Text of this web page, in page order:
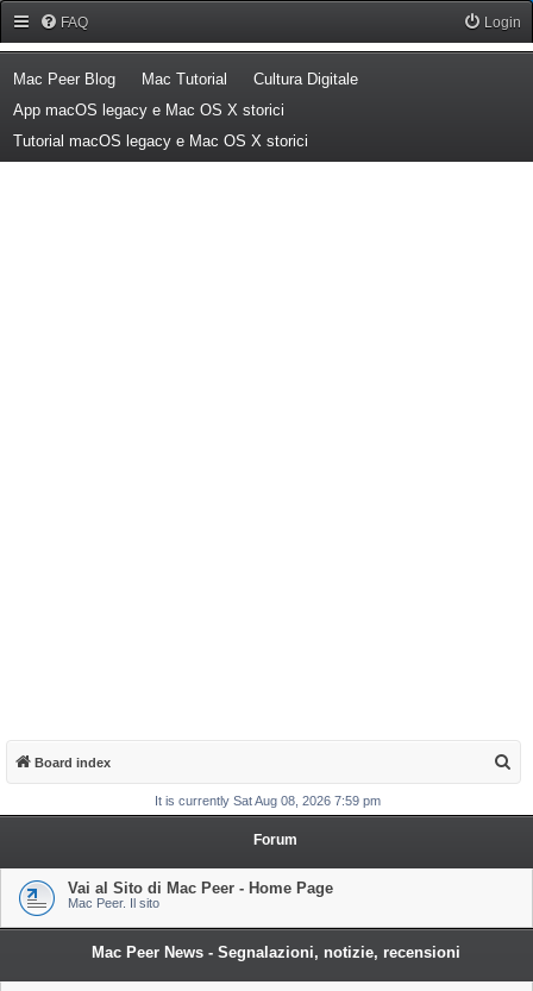
FAQ Login
Mac Peer Blog(Opens a new tab)
Mac Tutorial (Opens a new tab)
Cultura Digitale(Opens a new tab)
App macOS legacy e Mac OS X storici
Tutorial macOS legacy e Mac OS X storici
Board index
a
It is currently Sat Aug 08, 2026 7:59 pm
Forum
Vai al Sito di Mac Peer - Home Page
Mac Peer. Il sito
Mac Peer News - Segnalazioni, notizie, recensioni